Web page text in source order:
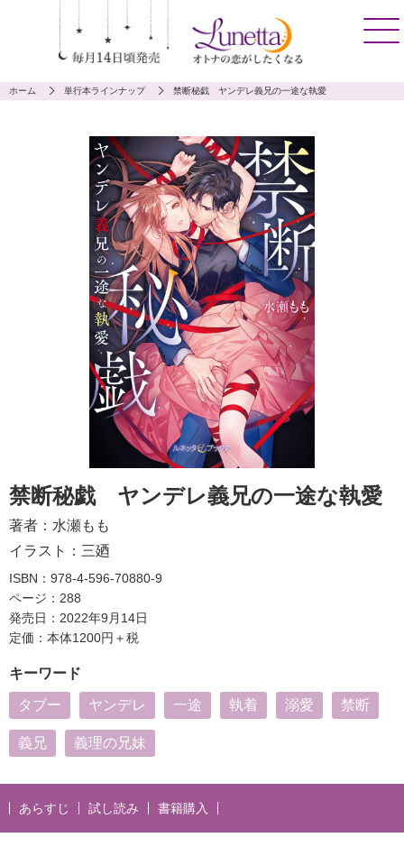
ホーム 単行本ラインナップ 禁断秘戯 ヤンデレ義兄の一途な執愛
禁断秘戯 ヤンデレ義兄の一途な執愛
著者： 水瀬もも
イラスト： 三廼
ISBN：978-4-596-70880-9
ページ：288
発売日：2022年9月14日
定価：本体1200円＋税
キーワード
タブー ヤンデレ 一途 執着 溺愛 禁断
義兄 義理の兄妹
あらすじ 試し読み 書籍購入